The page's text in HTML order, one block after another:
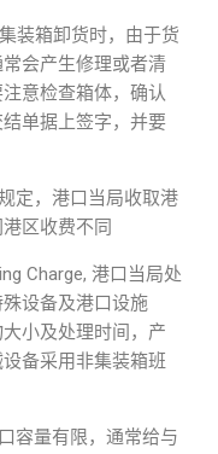
装箱卸货时，由于货
会产生修理或者清
意检查箱体，确认
单据上签字，并要
定，港口当局收取港
区收费不同
Charge, 港口当局处
设备及港口设施
小及处理时间，产
备采用非集装箱班
容量有限，通常给与